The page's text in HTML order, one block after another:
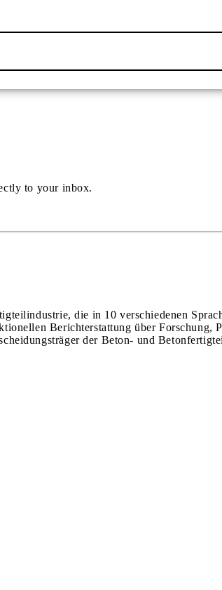
to your inbox.
die in 10 verschiedenen
Berichterstattung über Forschung,
der Beton- und